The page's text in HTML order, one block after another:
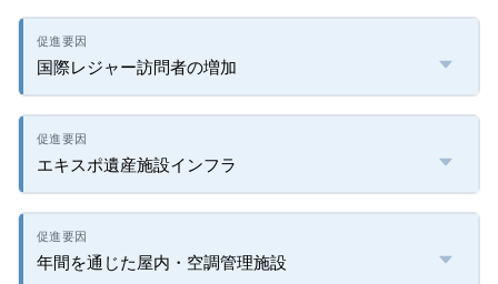
国際レジャー訪問者の増加
エキスポ遺産施設インフラ
年間を通じた屋内・空調管理施設